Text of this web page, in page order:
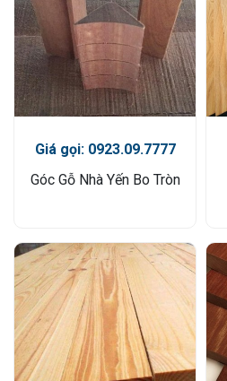
Giá gọi: 0923.09.7777
Góc Gỗ Nhà Yến Bo Tròn